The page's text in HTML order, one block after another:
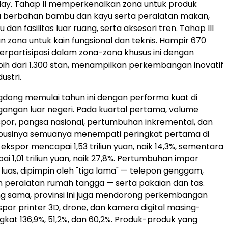
Tahap II memperkenalkan zona untuk produk
bambu dan kayu serta peralatan makan,
dan fasilitas luar ruang, serta aksesori tren. Tahap III
zona untuk kain fungsional dan teknis. Hampir 670
dalam zona-zona khusus ini dengan
dari 1.300 stan, menampilkan perkembangan inovatif
memulai tahun ini dengan performa kuat di
luar negeri. Pada kuartal pertama, volume
pangsa nasional, pertumbuhan inkremental, dan
semuanya menempati peringkat pertama di
mencapai 1,53 triliun yuan, naik 14,3%, sementara
1,01 triliun yuan, naik 27,8%. Pertumbuhan impor
dipimpin oleh "tiga lama" — telepon genggam,
peralatan rumah tangga — serta pakaian dan tas.
sama, provinsi ini juga mendorong perkembangan
printer 3D, drone, dan kamera digital masing-
136,9%, 51,2%, dan 60,2%. Produk-produk yang